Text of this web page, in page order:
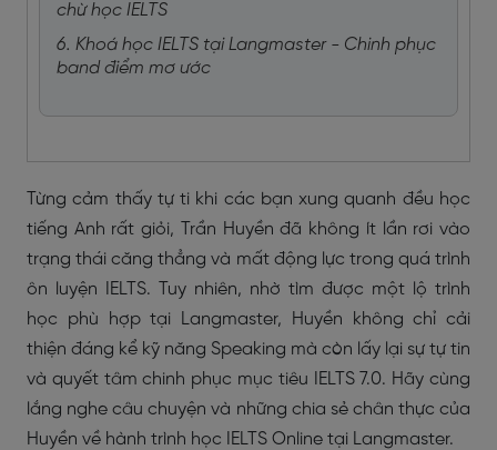
chừ học IELTS
6. Khoá học IELTS tại Langmaster - Chinh phục
band điểm mơ ước
Từng cảm thấy tự ti khi các bạn xung quanh đều học
tiếng Anh rất giỏi, Trần Huyền đã không ít lần rơi vào
trạng thái căng thẳng và mất động lực trong quá trình
ôn luyện IELTS. Tuy nhiên, nhờ tìm được một lộ trình
học phù hợp tại Langmaster, Huyền không chỉ cải
thiện đáng kể kỹ năng Speaking mà còn lấy lại sự tự tin
và quyết tâm chinh phục mục tiêu IELTS 7.0. Hãy cùng
lắng nghe câu chuyện và những chia sẻ chân thực của
Huyền về hành trình học IELTS Online tại Langmaster.